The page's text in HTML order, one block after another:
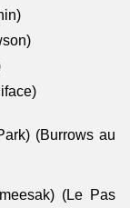
(Burrows au
(Le Pas